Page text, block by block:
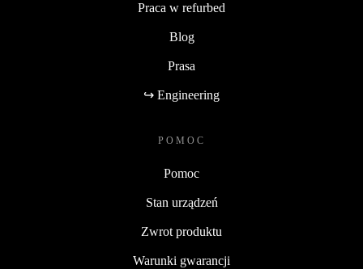
Praca w refurbed
Blog
Prasa
↪ Engineering
POMOC
Pomoc
Stan urządzeń
Zwrot produktu
Warunki gwarancji